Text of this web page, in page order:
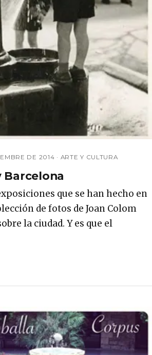
DE 2014 · ARTE Y CULTURA
Barcelona
que se han hecho en
de fotos de Joan Colom
la ciudad. Y es que el